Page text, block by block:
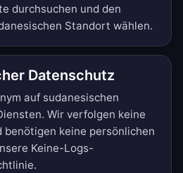
durchsuchen und den
Standort wählen.
Datenschutz
auf sudanesischen
Wir verfolgen keine
keine persönlichen
Keine-Logs-
.